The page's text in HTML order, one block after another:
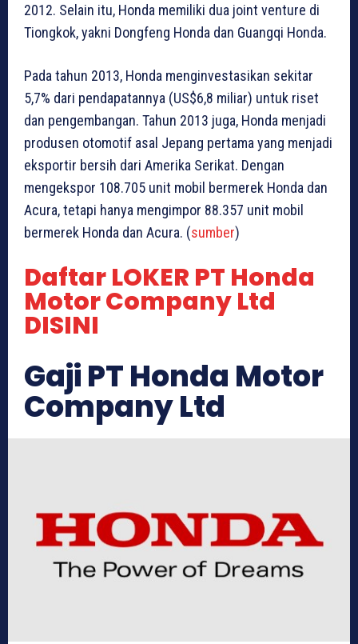
2012. Selain itu, Honda memiliki dua joint venture di
Tiongkok, yakni Dongfeng Honda dan Guangqi Honda.
Pada tahun 2013, Honda menginvestasikan sekitar
5,7% dari pendapatannya (US$6,8 miliar) untuk riset
dan pengembangan. Tahun 2013 juga, Honda menjadi
produsen otomotif asal Jepang pertama yang menjadi
eksportir bersih dari Amerika Serikat. Dengan
mengekspor 108.705 unit mobil bermerek Honda dan
Acura, tetapi hanya mengimpor 88.357 unit mobil
bermerek Honda dan Acura. (sumber)
Daftar LOKER PT Honda
Motor Company Ltd
DISINI
Gaji PT Honda Motor
Company Ltd